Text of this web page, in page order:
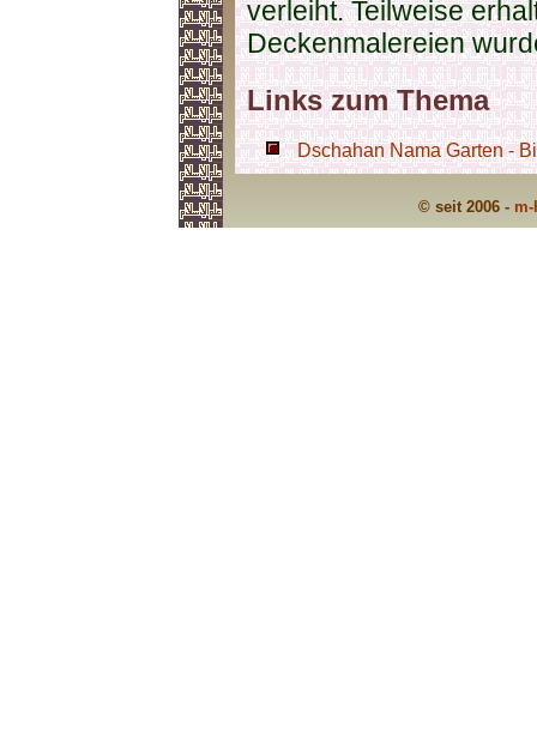
verleiht. Teilweise
Deckenmalereien
Links zum Thema
Dschahan Nama Garten -
© seit 2006 -